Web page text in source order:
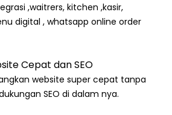
,waitrers, kitchen ,kasir,
digital , whatsapp online order
Cepat dan SEO
website super cepat tanpa
SEO di dalam nya.